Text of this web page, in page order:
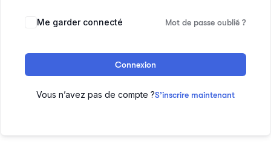
Me garder connecté Mot de passe oublié ?
Connexion
Vous n’avez pas de compte ?S’inscrire maintenant